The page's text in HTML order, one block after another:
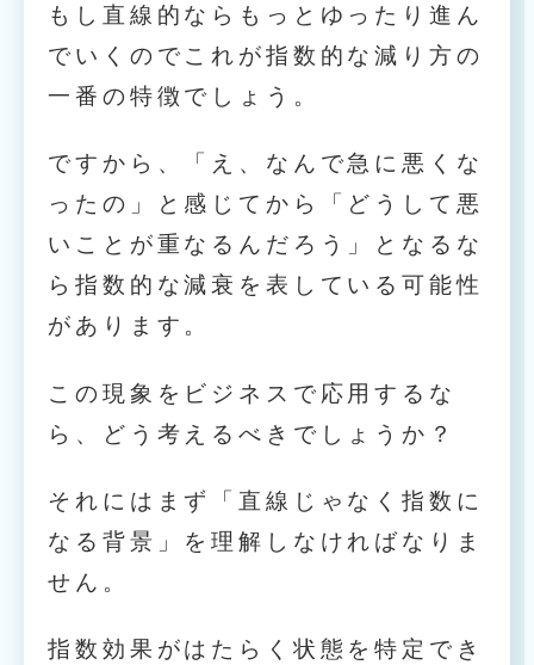
もし直線的ならもっとゆったり進ん
でいくのでこれが指数的な減り方の
一番の特徴でしょう。
ですから、「え、なんで急に悪くな
ったの」と感じてから「どうして悪
いことが重なるんだろう」となるな
ら指数的な減衰を表している可能性
があります。
この現象をビジネスで応用するな
ら、どう考えるべきでしょうか？
それにはまず「直線じゃなく指数に
なる背景」を理解しなければなりま
せん。
指数効果がはたらく状態を特定でき